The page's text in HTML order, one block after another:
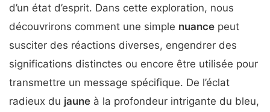
d’un état d’esprit. Dans cette exploration, nous
découvrirons comment une simple nuance peut
susciter des réactions diverses, engendrer des
significations distinctes ou encore être utilisée pour
transmettre un message spécifique. De l’éclat
radieux du jaune à la profondeur intrigante du bleu,